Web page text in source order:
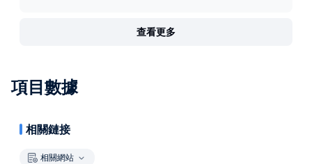
查看更多
項目數據
相關鏈接
相關網站